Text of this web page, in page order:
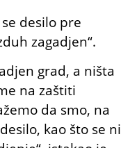
desilo pre
zagadjen“.
grad, a ništa
na zaštiti
da smo, na
kao što se ni